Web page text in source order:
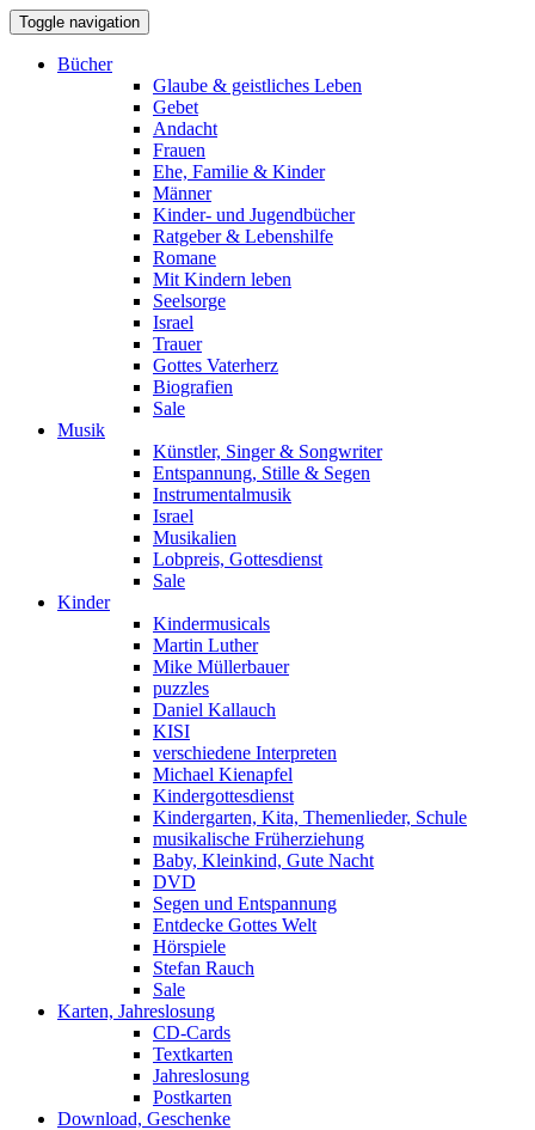
Toggle navigation
Bücher
Glaube & geistliches Leben
Gebet
Andacht
Frauen
Ehe, Familie & Kinder
Männer
Kinder- und Jugendbücher
Ratgeber & Lebenshilfe
Romane
Mit Kindern leben
Seelsorge
Israel
Trauer
Gottes Vaterherz
Biografien
Sale
Musik
Künstler, Singer & Songwriter
Entspannung, Stille & Segen
Instrumentalmusik
Israel
Musikalien
Lobpreis, Gottesdienst
Sale
Kinder
Kindermusicals
Martin Luther
Mike Müllerbauer
puzzles
Daniel Kallauch
KISI
verschiedene Interpreten
Michael Kienapfel
Kindergottesdienst
Kindergarten, Kita, Themenlieder, Schule
musikalische Früherziehung
Baby, Kleinkind, Gute Nacht
DVD
Segen und Entspannung
Entdecke Gottes Welt
Hörspiele
Stefan Rauch
Sale
Karten, Jahreslosung
CD-Cards
Textkarten
Jahreslosung
Postkarten
Download, Geschenke